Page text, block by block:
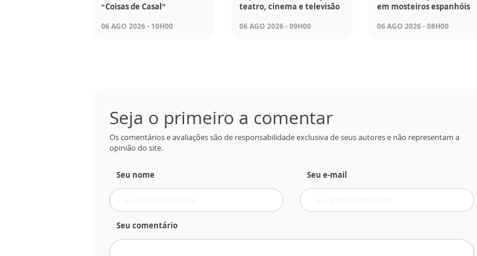
“Coisas de Casal”
06 AGO 2026 - 10H00
teatro, cinema e televisão
06 AGO 2026 - 09H00
em mosteiros espanhóis
06 AGO 2026 - 08H00
Seja o primeiro a comentar
Os comentários e avaliações são de responsabilidade exclusiva de seus autores e não representam a
opinião do site.
Seu nome Seu e-mail
Seu comentário